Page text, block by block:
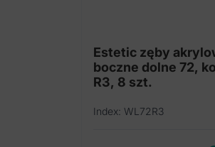
Estetic zęby
boczne dolne 72,
R3, 8 szt.
Index: WL72R3